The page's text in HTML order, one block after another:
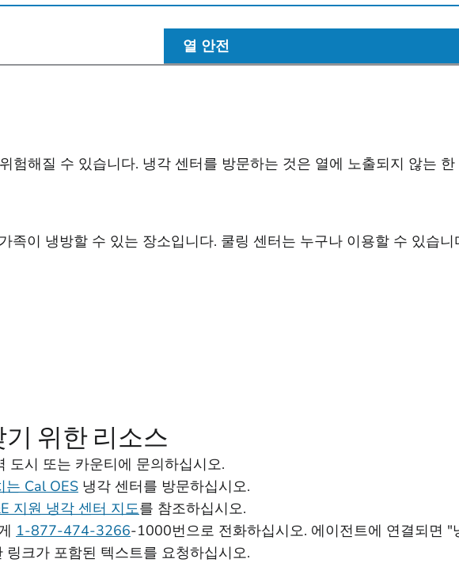
열 안전
험해질 수 있습니다. 냉각 센터를 방문하는 것은 열에 노출되지 않는
족이 냉방할 수 있는 장소입니다. 쿨링 센터는 누구나 이용할 수 있습니
위한 리소스
도시 또는 카운티에 문의하십시오.
는 Cal OES 냉각 센터를 방문하십시오.
지원 냉각 센터 지도를 참조하십시오.
1-877-474-3266-1000번으로 전화하십시오. 에이전트에 연결되면 "
링크가 포함된 텍스트를 요청하십시오.